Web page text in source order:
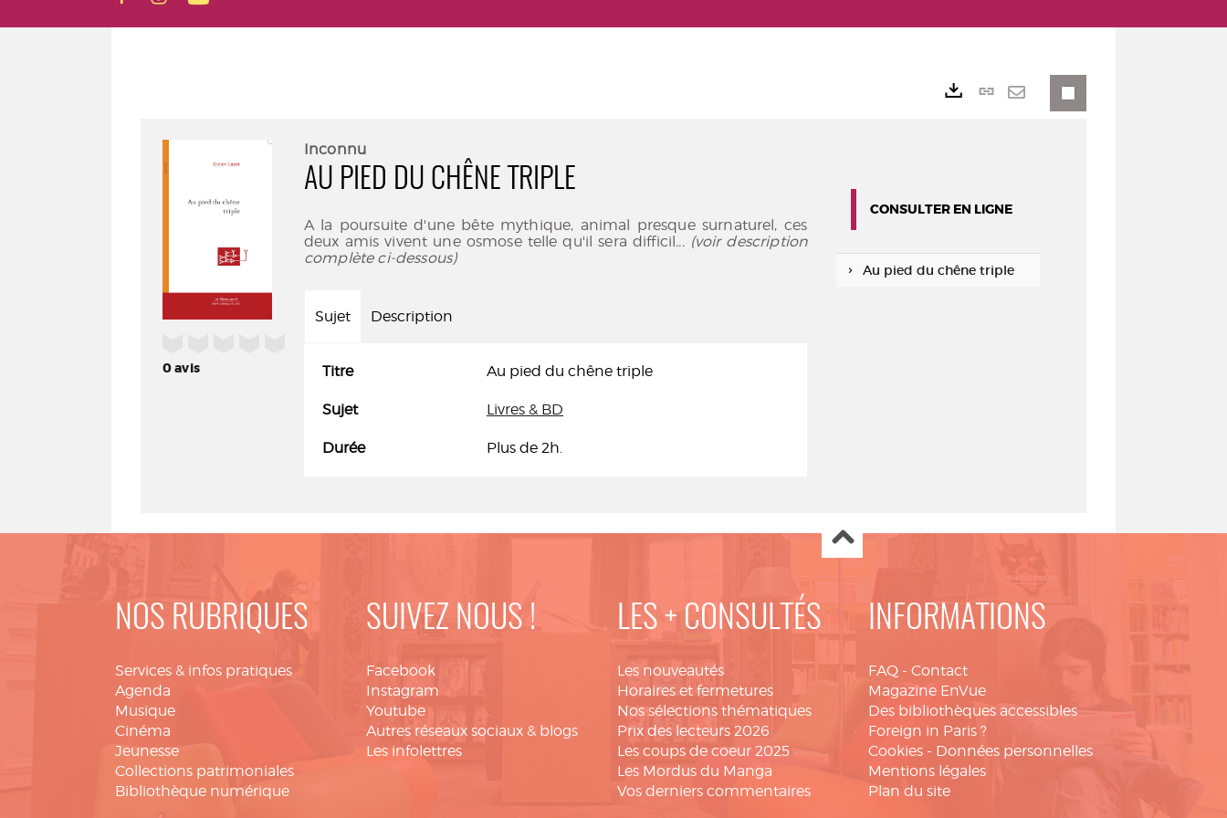
0avis
Inconnu
AU PIED DU CHÊNE TRIPLE
A la poursuite d'une bête mythique, animal presque surnaturel, ces
deux amis vivent une osmose telle qu'il sera difficil... (voir description
complète ci-dessous)
Sujet Description
Titre Au pied du chêne triple
Sujet Livres & BD
Durée Plus de 2h.
Lien
CONSULTER EN LIGNE
Au pied du chêne triple
NOS RUBRIQUES
Services & infos pratiques
Agenda
Musique
Cinéma
Jeunesse
Collections patrimoniales
Bibliothèque numérique
SUIVEZ NOUS !
Facebook
Instagram
Youtube
Autres réseaux sociaux & blogs
Les infolettres
LES + CONSULTÉS
Les nouveautés
Horaires et fermetures
Nos sélections thématiques
Prix des lecteurs 2026
Les coups de coeur 2025
Les Mordus du Manga
Vos derniers commentaires
INFORMATIONS
FAQ - Contact
Magazine EnVue
Des bibliothèques accessibles
Foreign in Paris ?
Cookies - Données personnelles
Mentions légales
Plan du site